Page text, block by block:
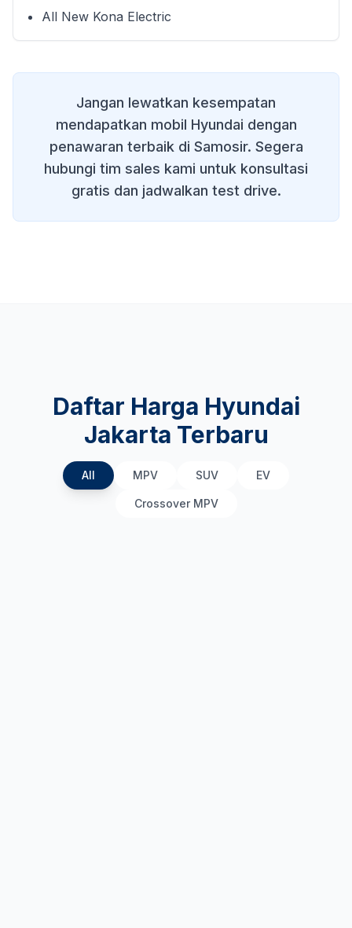
All New Kona Electric
Jangan lewatkan kesempatan
mendapatkan mobil Hyundai dengan
penawaran terbaik di Samosir. Segera
hubungi tim sales kami untuk konsultasi
gratis dan jadwalkan test drive.
Daftar Harga Hyundai
Jakarta Terbaru
All MPV SUV EV
Crossover MPV